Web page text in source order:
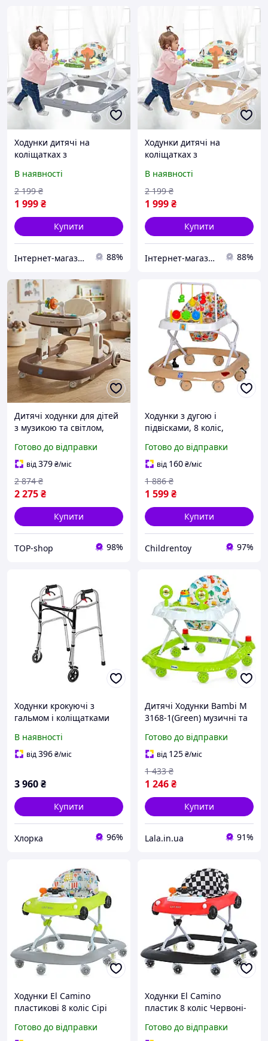
Ходунки дитячі на
коліщатках з
ігровою музичною
панеллю Bambi M 6134-
11 Сірий
В наявності
1 999₴
2 199 ₴
Купити
Інтернет-магазин "Vel24" 88%
Ходунки дитячі на
коліщатках з
ігровою музичною
панеллю Bambi M 6134-
13 Бежевий
В наявності
1 999₴
2 199 ₴
Купити
Інтернет-магазин "Vel24" 88%
Дитячі ходунки для дітей
з музикою та світлом,
ігровою дугою та
силіконовими колесами
Готово до відправки
від379₴/міс
2 275₴
2 874 ₴
Купити
TOP-shop 98%
Ходунки з дугою і
підвісками, 8 коліс,
бежеві (M 0541C-13)
Готово до відправки
від 160₴/міс
1 599₴
1 886 ₴
Купити
Childrentoy 97%
Ходунки крокуючі з
гальмом і коліщатками
В наявності
від396₴/міс
3 960₴
Купити
Хлорка 96%
Дитячі Ходунки Bambi M
3168-1(Green) музичні та
стопором, Lala.in.ua
Готово до відправки
від 125₴/міс
1 246₴
1 433 ₴
Купити
Lala.in.ua 91%
Ходунки El Camino
пластикові 8 коліс Сірі
стопором безпеки
Готово до відправки
Ходунки El Camino
пластик 8 коліс Червоні-
стопорами безпеки
Готово до відправки